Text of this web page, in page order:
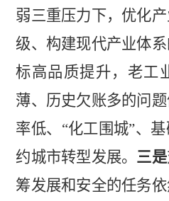
弱三重压力下，优化
级、构建现代产业体系
标高品质提升，老工
薄、历史欠账多的问题
率低、 “化工围城”、
约城市转型发展。 三是
筹发展和安全的任务